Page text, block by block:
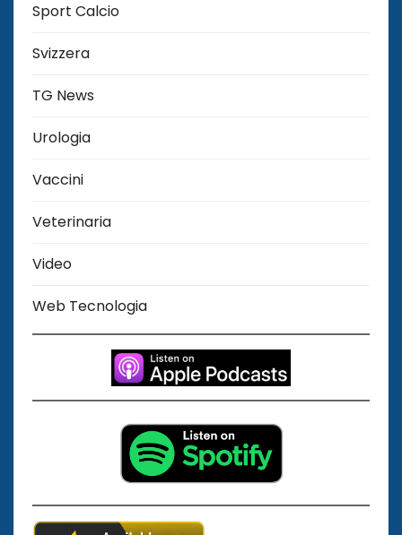
Sport Calcio
Svizzera
TG News
Urologia
Vaccini
Veterinaria
Video
Web Tecnologia